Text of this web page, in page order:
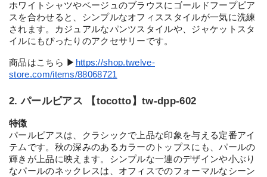
ホワイトシャツやベージュのブラウスにゴールドフープピア
スを合わせると、シンプルなオフィススタイルが一気に洗練
されます。カジュアルなパンツスタイルや、ジャケットスタ
イルにもぴったりのアクセサリーです。
商品はこちら ▶︎ https://shop.twelve-
store.com/items/88068721
2. パールピアス 【tocotto】tw-dpp-602
特徴
パールピアスは、クラシックで上品な印象を与える定番アイ
テムです。秋の深みのあるカラーのトップスにも、パールの
輝きが上品に映えます。シンプルな一連のデザインや小ぶり
なパールのネックレスは、オフィスでのフォーマルなシーン